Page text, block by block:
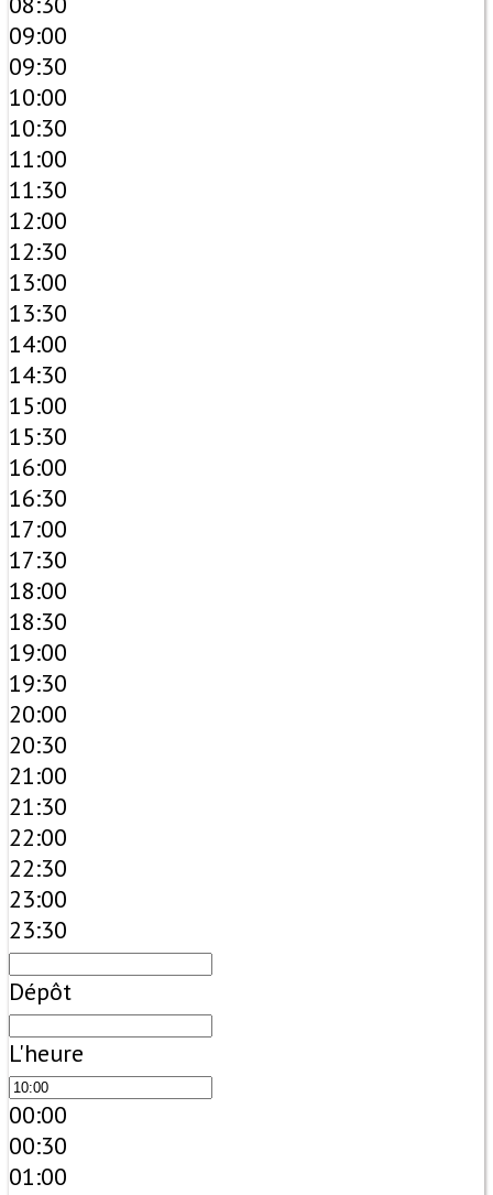
09:00
09:30
10:00
10:30
11:00
11:30
12:00
12:30
13:00
13:30
14:00
14:30
15:00
15:30
16:00
16:30
17:00
17:30
18:00
18:30
19:00
19:30
20:00
20:30
21:00
21:30
22:00
22:30
23:00
23:30
Dépôt
L'heure
00:00
00:30
01:00